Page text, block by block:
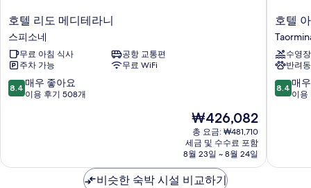
호
텔
리
도
메
디
테
네
호텔 리도 메디테라니
스피소네
무료 아침 식사
공항 교통편
주차 가능
무료 WiFi
10
점
매
8.4 매우 좋아요
이용 후기 508개
현
재
요
금
₩426,082
₩426,082
총 요금: ₩481,710
세금 및 수수료 포함
8월 23일 ~ 8월 24일
호
텔
아
리
스
톤
&
카
호텔
수영장
반려
10
점
매
8.4 매
이용
비슷한 숙박 시설 비교하기